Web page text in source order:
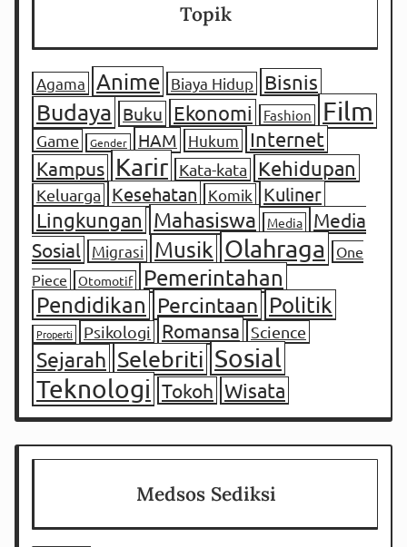
Topik
Agama Anime Biaya Hidup Bisnis
Budaya Buku Ekonomi Fashion Film
Game Gender HAM Hukum
Internet
Kampus Karir Kata-kata Kehidupan
Keluarga Kesehatan Komik Kuliner
Lingkungan Mahasiswa Media
Media
Sosial
Migrasi Musik Olahraga
One
Piece
Otomotif
Pemerintahan
Pendidikan Percintaan Politik
Properti Psikologi Romansa Science
Sejarah Selebriti Sosial
Teknologi Tokoh Wisata
Medsos Sediksi